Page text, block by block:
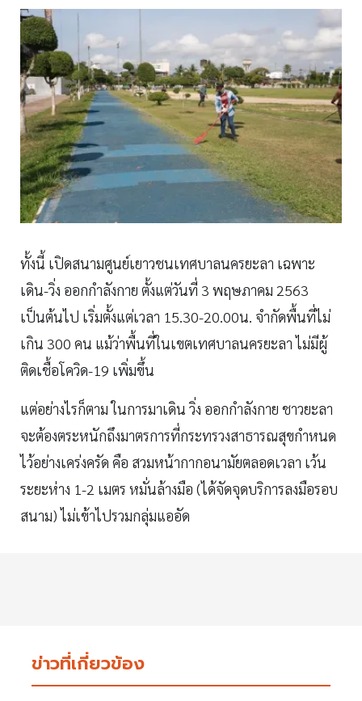
ทั้งนี้ เปิดสนามศูนย์เยาวชนเทศบาลนครยะลา เฉพาะ
เดิน-วิ่ง ออกกำลังกาย ตั้งแต่วันที่ 3 พฤษภาคม 2563
เป็นต้นไป เริ่มตั้งแต่เวลา 15.30-20.00น. จำกัดพื้นที่ไม่
เกิน 300 คน แม้ว่าพื้นที่ในเขตเทศบาลนครยะลา ไม่มีผู้
ติดเชื้อโควิด-19 เพิ่มขึ้น
แต่อย่างไรก็ตาม ในการมาเดิน วิ่ง ออกกำลังกาย ชาวยะลา
จะต้องตระหนักถึงมาตรการที่กระทรวงสาธารณสุขกำหนด
ไว้อย่างเคร่งครัด คือ สวมหน้ากากอนามัยตลอดเวลา เว้น
ระยะห่าง 1-2 เมตร หมั่นล้างมือ (ได้จัดจุดบริการลงมือรอบ
สนาม) ไม่เข้าไปรวมกลุ่มแออัด
ข่าวที่เกี่ยวข้อง